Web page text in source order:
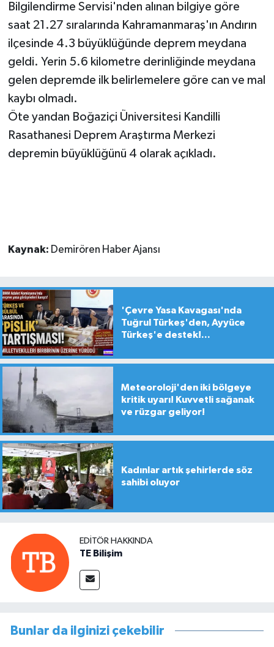
Bilgilendirme Servisi'nden alınan bilgiye göre
saat 21.27 sıralarında Kahramanmaraş'ın Andırın
ilçesinde 4.3 büyüklüğünde deprem meydana
geldi. Yerin 5.6 kilometre derinliğinde meydana
gelen depremde ilk belirlemelere göre can ve mal
kaybı olmadı.
Öte yandan Boğaziçi Üniversitesi Kandilli
Rasathanesi Deprem Araştırma Merkezi
depremin büyüklüğünü 4 olarak açıkladı.
Kaynak: Demirören Haber Ajansı
'Çevre Yasa Kavagası'nda
Tuğrul Türkeş'den, Ayyüce
Türkeş'e destek!...
Meteoroloji'den iki bölgeye
kritik uyarı! Kuvvetli sağanak
ve rüzgar geliyor!
Kadınlar artık şehirlerde söz
sahibi oluyor
EDITÖR HAKKINDA
TE Bilişim
Bunlar da ilginizi çekebilir